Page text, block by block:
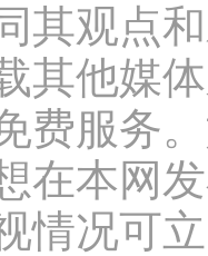
其观点
其他媒
费服务
在本网
情况可